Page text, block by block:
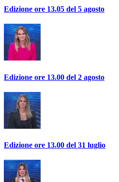
Edizione ore 13.05 del 5 agosto
Edizione ore 13.00 del 2 agosto
Edizione ore 13.00 del 31 luglio